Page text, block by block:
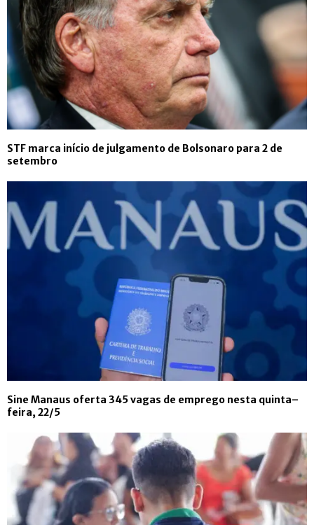
STF marca início de julgamento de Bolsonaro para 2 de
setembro
Sine Manaus oferta 345 vagas de emprego nesta quinta–
feira, 22/5